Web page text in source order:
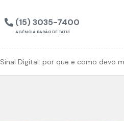
(15) 3035-7400
AGÊNCIA BARÃO DE TATUÍ
Sinal Digital: por que e como devo